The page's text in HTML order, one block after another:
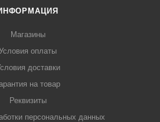
Магазины
оплаты
доставки
на товар
Реквизиты
персональных данных